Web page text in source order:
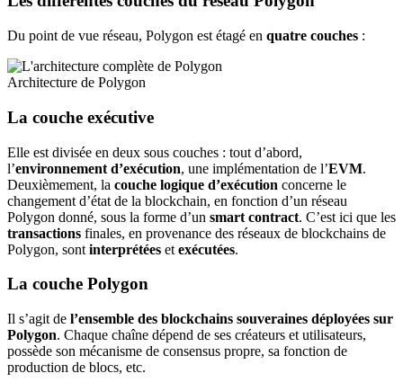
Du point de vue réseau, Polygon est étagé en quatre couches :
Architecture de Polygon
La couche exécutive
Elle est divisée en deux sous couches : tout d’abord,
l’environnement d’exécution, une implémentation de l’EVM.
Deuxièmement, la couche logique d’exécution concerne le
changement d’état de la blockchain, en fonction d’un réseau
Polygon donné, sous la forme d’un smart contract. C’est ici que les
transactions finales, en provenance des réseaux de blockchains de
Polygon, sont interprétées et exécutées.
La couche Polygon
Il s’agit de l’ensemble des blockchains souveraines déployées sur
Polygon. Chaque chaîne dépend de ses créateurs et utilisateurs,
possède son mécanisme de consensus propre, sa fonction de
production de blocs, etc.